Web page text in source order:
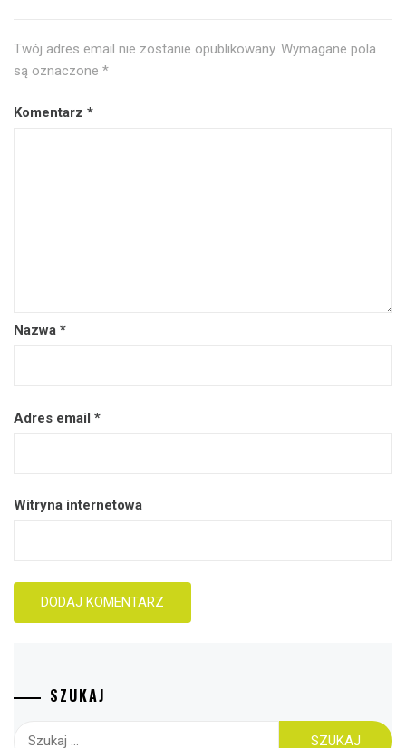
Twój adres email nie zostanie opublikowany. Wymagane pola
są oznaczone *
Komentarz *
Nazwa *
Adres email *
Witryna internetowa
SZUKAJ